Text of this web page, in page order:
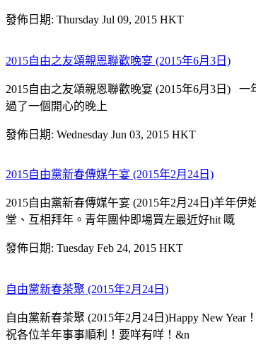
發佈日期: Thursday Jul 09, 2015 HKT
2015自由之友頌親恩聯歡晚宴 (2015年6月3日)
2015自由之友頌親恩聯歡晚宴 (2015年6月3日)
過了一個開心的晚上
發佈日期: Wednesday Jun 03, 2015 HKT
2015自由黨新春傳媒午宴 (2015年2月24日)
2015自由黨新春傳媒午宴 (2015年2月24日)羊年
堂、互相拜年。青年團仲即場買左最近好hit 嘅
發佈日期: Tuesday Feb 24, 2015 HKT
自由黨新春茶聚 (2015年2月24日)
自由黨新春茶聚 (2015年2月24日)Happy New
祝各位羊年事事順利！要咩有咩！&n